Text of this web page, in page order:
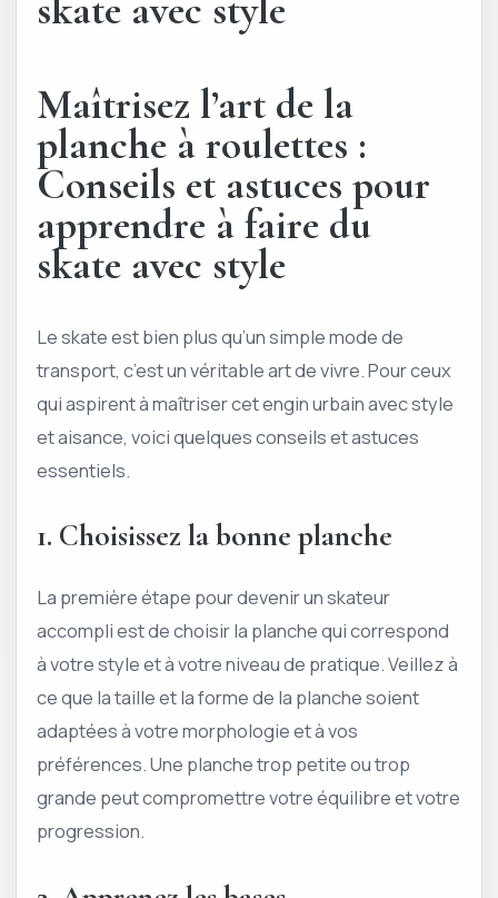
skate avec style
Maîtrisez l’art de la
planche à roulettes :
Conseils et astuces pour
apprendre à faire du
skate avec style
Le skate est bien plus qu’un simple mode de
transport, c’est un véritable art de vivre. Pour ceux
qui aspirent à maîtriser cet engin urbain avec style
et aisance, voici quelques conseils et astuces
essentiels.
1. Choisissez la bonne planche
La première étape pour devenir un skateur
accompli est de choisir la planche qui correspond
à votre style et à votre niveau de pratique. Veillez à
ce que la taille et la forme de la planche soient
adaptées à votre morphologie et à vos
préférences. Une planche trop petite ou trop
grande peut compromettre votre équilibre et votre
progression.